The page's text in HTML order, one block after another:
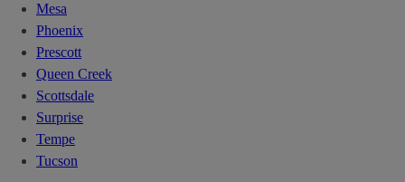
Mesa
Phoenix
Prescott
Queen Creek
Scottsdale
Surprise
Tempe
Tucson